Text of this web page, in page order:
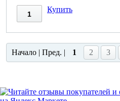
Купить
Начало | Пред. | 1 2 3